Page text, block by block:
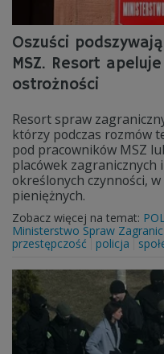
Oszuści
MSZ. Resort
ostrożności
Resort spraw
którzy podczas rozmów
pod pracowników MSZ
placówek zagranicznych
określonych czynności,
pieniężnych.
Zobacz więcej na temat:
Ministerstwo Spraw
przestępczość
policja